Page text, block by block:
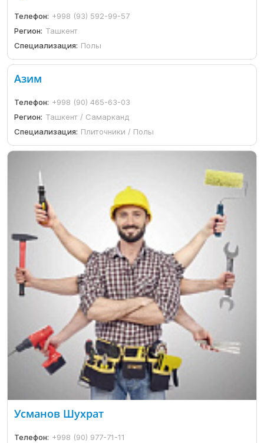
Телефон: +998 (93) 592-99-57
Регион: Ташкент
Специализация: Полы
Азим
Телефон: +998 (90) 465-63-03
Регион: Ташкент / Самарканд
Специализация: Плиточники / Полы
Усманов Шухрат
Телефон: +998 (90) 977-71-11